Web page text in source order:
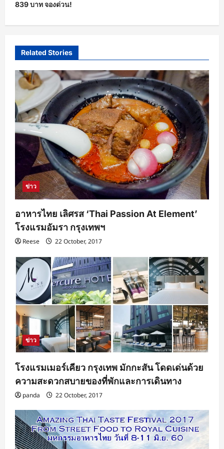
a
v
g
a
t
i
o
n
839 บาท จองด่วน!
Related Stories
ข่าว
อาหารไทย เลิศรส ‘Thai Passion At Element’
โรงแรมอัมรา กรุงเทพฯ
Reese 22 October, 2017
ข่าว
โรงแรมเมอร์เคียว กรุงเทพ มักกะสัน โดดเด่นด้วย
ความสะดวกสบายของที่พักและการเดินทาง
panda 22 October, 2017